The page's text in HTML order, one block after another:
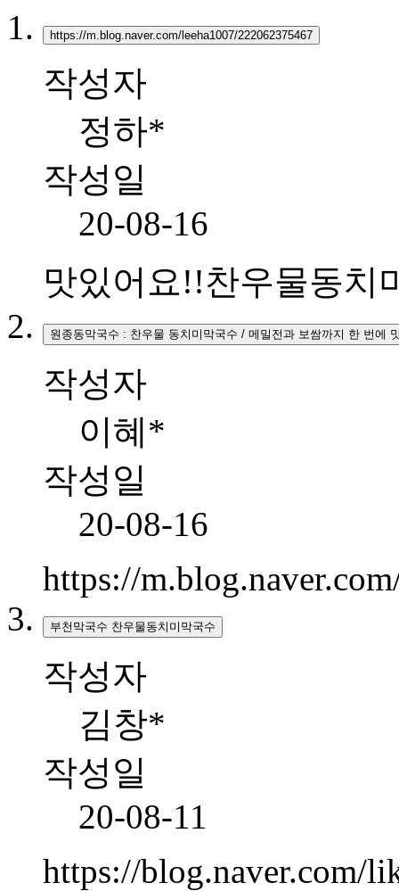
https://m.blog.naver.com/leeha1007/222062375467
작성자
정하*
작성일
20-08-16
맛있어요!!찬우물동치
원종동막국수 : 찬우물 동치미막국수 / 메밀전과 보쌈까지 한 번에
작성자
이혜*
작성일
20-08-16
https://
부천막국수 찬우물동치미막국수
작성자
김창*
작성일
20-08-11
https://blog.naver.com/